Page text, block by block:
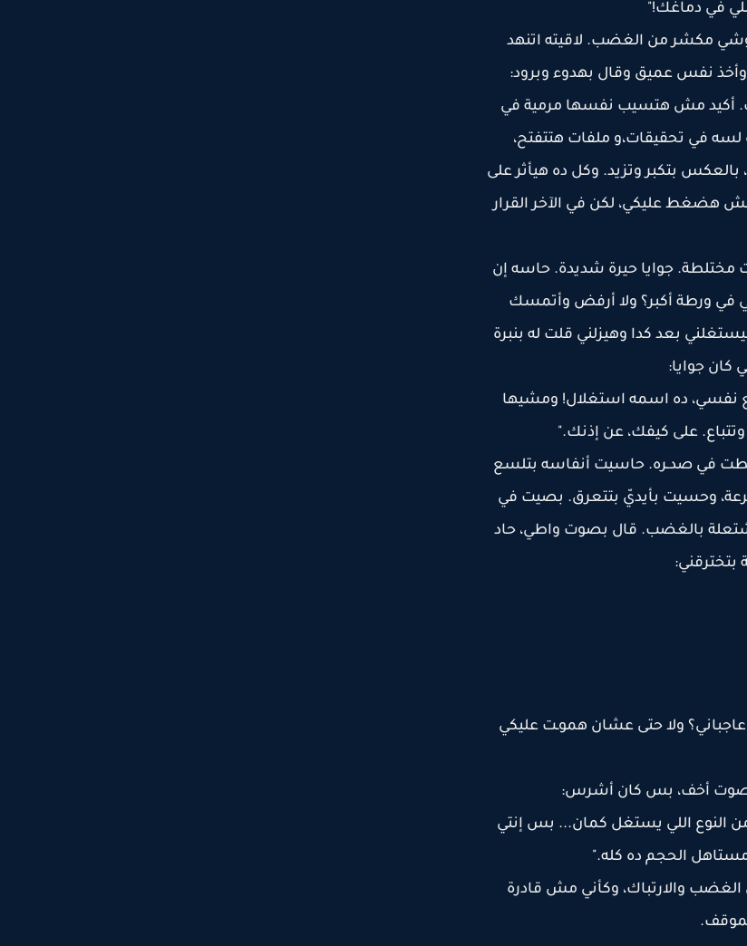
في دماغك!"
مكشر من الغضب. لاقيته اتنهد
نفس عميق وقال بهدوء وبرود:
أكيد مش هتسيب نفسها مرمية في
في تحقيقات،و ملفات هتتفتح،
بتكبر وتزيد. وكل ده هيأثر على
هضغط عليكي، لكن في الآخر القرار
جوايا حيرة شديدة. حاسه إن
ورطة أكبر؟ ولا أرفض وأتمسك
بعد كدا وهيزلني قلت له بنبرة
كان جوايا:
نفسي، ده اسمه استغلال! ومشيها
على كيفك، عن إذنك."
في صدـره. حاسيت أنفاسه بتلسع
وحسيت بأيديّ بتتعرق. بصيت في
بالغضب. قال بصوت واطي، حاد
بتخترقني:
ولا حتى عشان هموـت عليكي
أخف، بس كان أشرس:
النوع اللي يستغل كمان... بس إنتي
الحجم ده كله."
والارتباك، وكأني مش قادرة